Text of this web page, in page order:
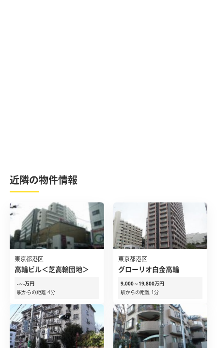
近隣の物件情報
東京都港区
高輪ビル＜芝高輪団地＞
-～-万円
駅からの距離 4分
東京都港区
グローリオ白金高輪
9,000～19,800万円
駅からの距離 1分